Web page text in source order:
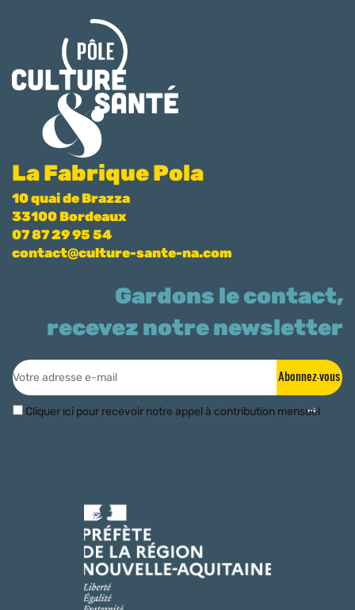
La Fabrique Pola
10 quai de Brazza
33100 Bordeaux
07 87 29 95 54
contact@culture-sante-na.com
Gardons le contact,
recevez notre newsletter
Abonnez-vous
Cliquer ici pour recevoir notre appel à contribution mensuel